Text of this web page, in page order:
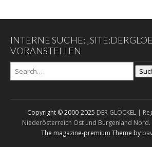
INTERNE SUCHE:
VORANSTELLEN
Copyright © 2000-2025 DER GLÖCKEL |
Niederösterreich Ost und Burgenland Nord.
The magazine-premium Theme by